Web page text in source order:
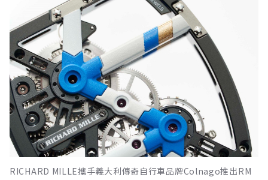
RICHARD MILLE攜手義大利傳奇自行車品牌Colnago推出RM